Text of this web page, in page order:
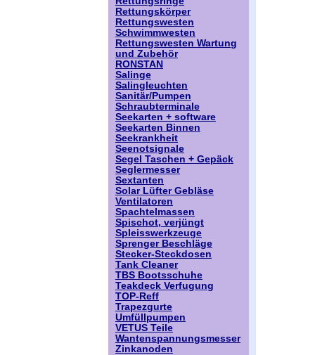
Rettungskörper
Rettungswesten
Schwimmwesten
Rettungswesten Wartung
und Zubehör
RONSTAN
Salinge
Salingleuchten
Sanitär/Pumpen
Schraubterminale
Seekarten + software
Seekarten Binnen
Seekrankheit
Seenotsignale
Segel Taschen + Gepäck
Seglermesser
Sextanten
Solar Lüfter Gebläse
Ventilatoren
Spachtelmassen
Spischot, verjüngt
Spleisswerkzeuge
Sprenger Beschläge
Stecker-Steckdosen
Tank Cleaner
TBS Bootsschuhe
Teakdeck Verfugung
TOP-Reff
Trapezgurte
Umfüllpumpen
VETUS Teile
Wantenspannungsmesser
Zinkanoden